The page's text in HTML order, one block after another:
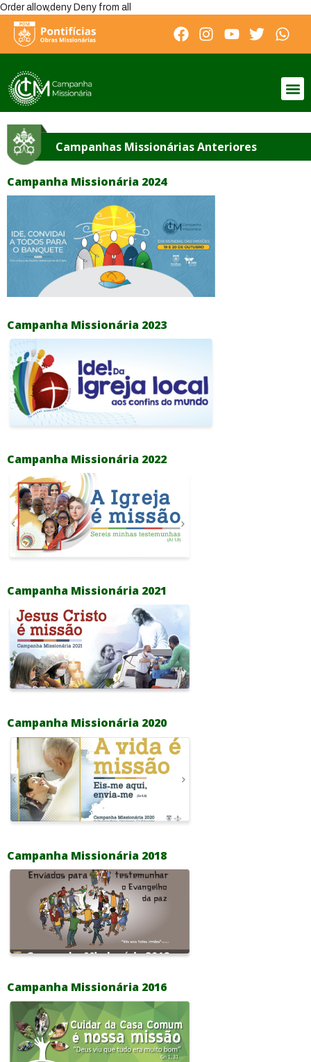
Order allow,deny Deny from all
Campanhas Missionárias Anteriores
Campanha Missionária 2024
Campanha Missionária 2023
Campanha Missionária 2022
Campanha Missionária 2021
Campanha Missionária 2020
Campanha Missionária 2018
Campanha Missionária 2016